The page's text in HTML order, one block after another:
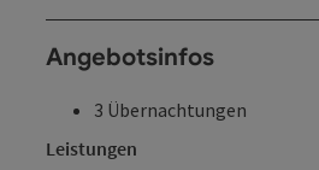
Angebotsinfos
3 Übernachtungen
Leistungen